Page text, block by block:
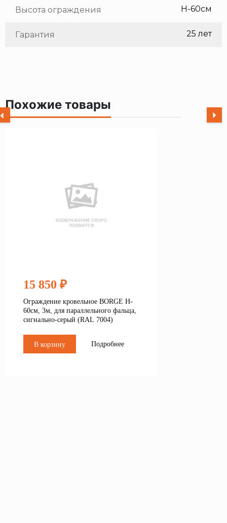
Высота ограждения H-60см
Гарантия 25 лет
Похожие товары
15 850 ₽
Ограждение кровельное BORGE H-
60см, 3м, для параллельного фальца,
сигнально-серый (RAL 7004)
В корзину Подробнее